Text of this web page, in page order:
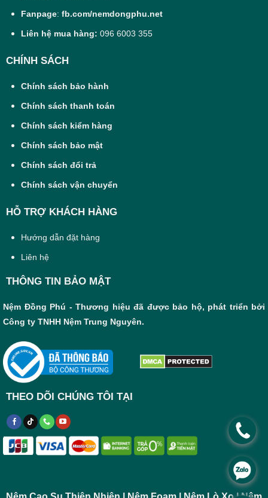
Fanpage: fb.com/nemdongphu.net
Liên hệ mua hàng: 096 6003 355
CHÍNH SÁCH
Chính sách bảo hành
Chính sách thanh toán
Chính sách kiểm hàng
Chính sách bảo mật
Chính sách đổi trả
Chính sách vận chuyển
HỖ TRỢ KHÁCH HÀNG
Hướng dẫn đặt hàng
Liên hệ
THÔNG TIN BẢO MẬT
Nệm Đồng Phú - Thương hiệu đã được bảo hộ, phát triển bởi
Công ty TNHH Nệm Trung Nguyên.
THEO DÕI CHÚNG TÔI TẠI
.
.